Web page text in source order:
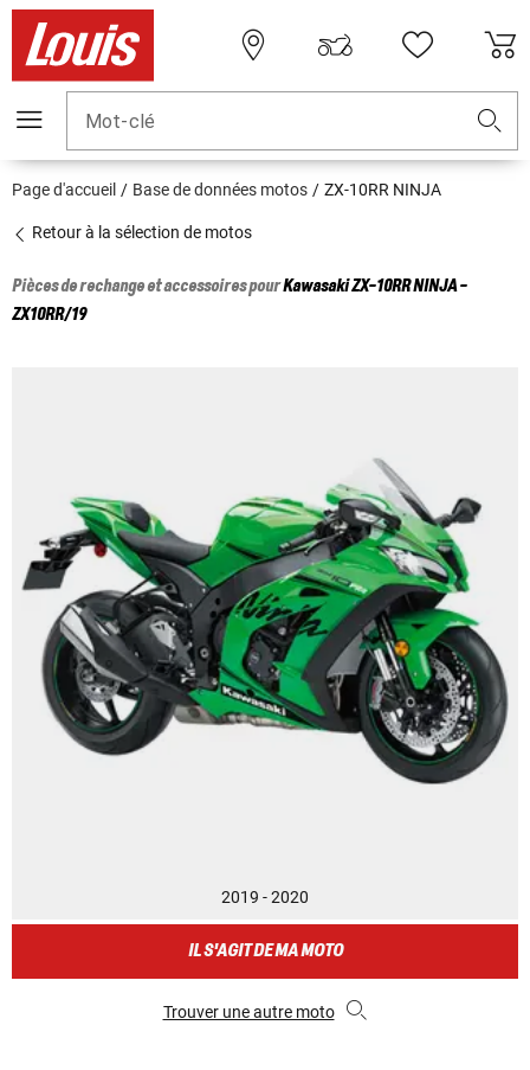
Mot-clé
Page d'accueil Base de données motos ZX-10RR NINJA
Retour à la sélection de motos
Pièces de rechange et accessoires pourKawasakiZX-10RR NINJA -
ZX10RR/19
2019 - 2020
IL S'AGIT DE MA MOTO
Trouver une autre moto